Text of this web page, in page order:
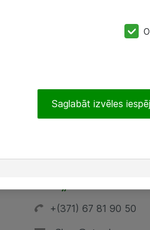
+(371) 67 81 90 50
Saglabāt izvēles